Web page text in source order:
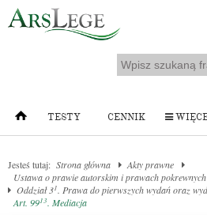
TESTY CENNIK
Jesteś tutaj: Strona główna
Akty prawne
Ustawa o prawie autorskim i prawach pokrewnych
Oddział 31
. Prawa do pierwszych wydań oraz
Art. 9913. Mediacja